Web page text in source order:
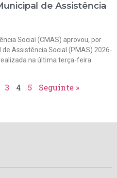
de Assistência
Social (CMAS) aprovou, por
Assistência Social (PMAS) 2026-
na última terça-feira
3 4 5 Seguinte »